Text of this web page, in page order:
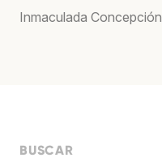
Inmaculada Concepción
BUSCAR